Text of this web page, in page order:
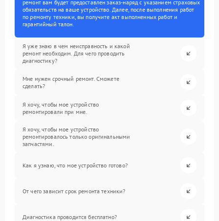
ремонт вам будет предоставлен заказ-наряд с указанием страховых
обязательств на ваше устройство. Далее, после выполнения работ
по ремонту техники, вы получите акт выполненных работ и
гарантийный талон.
Я уже знаю в чем неисправность и какой
ремонт необходим. Для чего проводить
диагностику?
Мне нужен срочный ремонт. Сможете
сделать?
Я хочу, чтобы мое устройство
ремонтировали при мне.
Я хочу, чтобы мое устройство
ремонтировалось только оригинальными
запчастями.
Как я узнаю, что мое устройство готово?
От чего зависит срок ремонта техники?
Диагностика проводится бесплатно?